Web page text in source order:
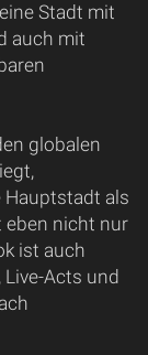
Stadt mit
auch mit
globalen
Hauptstadt als
eben nicht nur
ist auch
Acts und